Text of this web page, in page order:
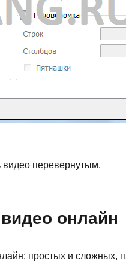
видео перевернутым.
онлайн
простых и сложных,